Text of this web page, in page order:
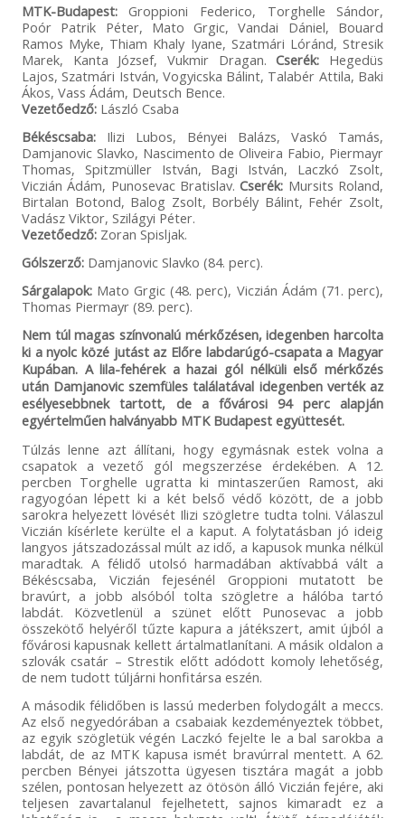
MTK-Budapest:Groppioni Federico, Torghelle Sándor,
Poór Patrik Péter, Mato Grgic, Vandai Dániel, Bouard
Ramos Myke, Thiam Khaly Iyane, Szatmári Lóránd, Stresik
Marek, Kanta József, Vukmir Dragan.Cserék: Hegedüs
Lajos, Szatmári István, Vogyicska Bálint, Talabér Attila, Baki
Ákos, Vass Ádám, Deutsch Bence.
Vezetőedző:László Csaba
Békéscsaba:Ilizi Lubos, Bényei Balázs, Vaskó Tamás,
Damjanovic Slavko, Nascimento de Oliveira Fabio, Piermayr
Thomas, Spitzmüller István, Bagi István, Laczkó Zsolt,
Viczián Ádám, Punosevac Bratislav.Cserék: Mursits Roland,
Birtalan Botond, Balog Zsolt, Borbély Bálint, Fehér Zsolt,
Vadász Viktor, Szilágyi Péter.
Vezetőedző:Zoran Spisljak.
Gólszerző:Damjanovic Slavko (84. perc).
Sárgalapok:Mato Grgic (48. perc), Viczián Ádám (71. perc),
Thomas Piermayr (89. perc).
Nem túl magas színvonalú mérkőzésen, idegenben harcolta
ki a nyolc közé jutást az Előre labdarúgó-csapata a Magyar
Kupában. A lila-fehérek a hazai gól nélküli első mérkőzés
után Damjanovic szemfüles találatával idegenben verték az
esélyesebbnek tartott, de a fővárosi 94 perc alapján
egyértelműen halványabb MTK Budapest együttesét.
Túlzás lenne azt állítani, hogy egymásnak estek volna a
csapatok a vezető gól megszerzése érdekében. A 12.
percben Torghelle ugratta ki mintaszerűen Ramost, aki
ragyogóan lépett ki a két belső védő között, de a jobb
sarokra helyezett lövését Ilizi szögletre tudta tolni. Válaszul
Viczián kísérlete kerülte el a kaput. A folytatásban jó ideig
langyos játszadozással múlt az idő, a kapusok munka nélkül
maradtak. A félidő utolsó harmadában aktívabbá vált a
Békéscsaba, Viczián fejesénél Groppioni mutatott be
bravúrt, a jobb alsóból tolta szögletre a hálóba tartó
labdát. Közvetlenül a szünet előtt Punosevac a jobb
összekötő helyéről tűzte kapura a játékszert, amit újból a
fővárosi kapusnak kellett ártalmatlanítani. A másik oldalon a
szlovák csatár – Strestik előtt adódott komoly lehetőség,
de nem tudott túljárni honfitársa eszén.
A második félidőben is lassú mederben folydogált a meccs.
Az első negyedórában a csabaiak kezdeményeztek többet,
az egyik szögletük végén Laczkó fejelte le a bal sarokba a
labdát, de az MTK kapusa ismét bravúrral mentett. A 62.
percben Bényei játszotta ügyesen tisztára magát a jobb
szélen, pontosan helyezett az ötösön álló Viczián fejére, aki
teljesen zavartalanul fejelhetett, sajnos kimaradt ez a